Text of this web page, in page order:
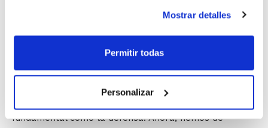
Mostrar detalles
Permitir todas
Personalizar
también ha asegurado que este tipo de Torneos son
siempre muy positivos porque se disputan cuando falta
muy poco para el Campeonato. Con lo más importante
que me quedo del equipo en este Torneo es que de un
fundamental como la defensa. Ahora, hemos de